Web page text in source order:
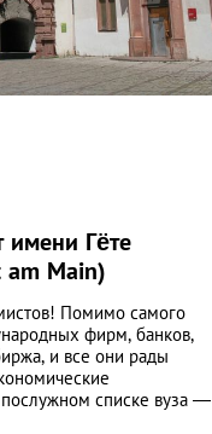
имени Гёте
Main)
Помимо самого
фирм, банков,
и все они рады
списке вуза ―